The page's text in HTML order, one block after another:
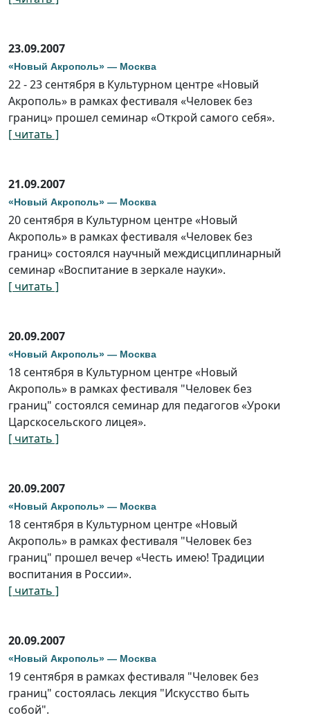
23.09.2007
«Новый Акрополь» — Москва
22 - 23 сентября в Культурном центре «Новый
Акрополь» в рамках фестиваля «Человек без
границ» прошел семинар «Открой самого себя».
[ читать ]
21.09.2007
«Новый Акрополь» — Москва
20 сентября в Культурном центре «Новый
Акрополь» в рамках фестиваля «Человек без
границ» состоялся научный междисциплинарный
семинар «Воспитание в зеркале науки».
[ читать ]
20.09.2007
«Новый Акрополь» — Москва
18 сентября в Культурном центре «Новый
Акрополь» в рамках фестиваля "Человек без
границ" состоялся семинар для педагогов «Уроки
Царскосельского лицея».
[ читать ]
20.09.2007
«Новый Акрополь» — Москва
18 сентября в Культурном центре «Новый
Акрополь» в рамках фестиваля "Человек без
границ" прошел вечер «Честь имею! Традиции
воспитания в России».
[ читать ]
20.09.2007
«Новый Акрополь» — Москва
19 сентября в рамках фестиваля "Человек без
границ" состоялась лекция "Искусство быть
собой".